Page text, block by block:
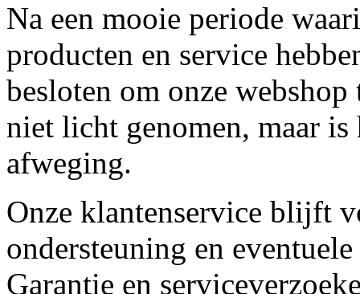
Na een mooie periode
producten en service
besloten om onze
niet licht genomen, maar
afweging.
Onze klantenservice blijft
ondersteuning en
Garantie en